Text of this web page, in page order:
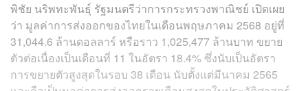
พิชัย นริพทะพันธุ์ รัฐมนตรีว่าการกระทรวงพาณิชย์ เปิดเผย
ว่า มูลค่าการส่งออกของไทยในเดือนพฤษภาคม 2568 อยู่ที่
31,044.6 ล้านดอลลาร์ หรือราว 1,025,477 ล้านบาท ขยาย
ตัวต่อเนื่องเป็นเดือนที่ 11 ในอัตรา 18.4% ซึ่งนับเป็นอัตรา
การขยายตัวสูงสุดในรอบ 38 เดือน นับตั้งแต่มีนาคม 2565